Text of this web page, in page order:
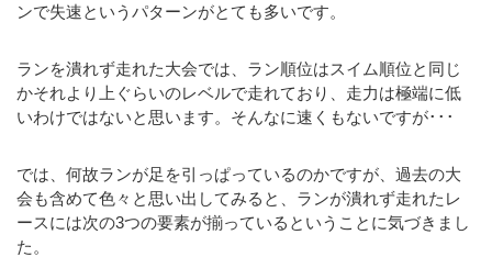
ンで失速というパターンがとても多いです。
ランを潰れず走れた大会では、ラン順位はスイム順位と同じ
かそれより上ぐらいのレベルで走れており、走力は極端に低
いわけではないと思います。そんなに速くもないですが･･･
では、何故ランが足を引っぱっているのかですが、過去の大
会も含めて色々と思い出してみると、ランが潰れず走れたレ
ースには次の3つの要素が揃っているということに気づきまし
た。